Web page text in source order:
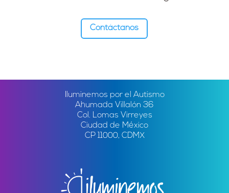
Contáctanos
Iluminemos por el Autismo
Ahumada Villalón 36
Col. Lomas Virreyes
Ciudad de México
CP 11000, CDMX